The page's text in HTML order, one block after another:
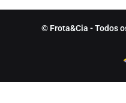
© Frota&Cia - Todos